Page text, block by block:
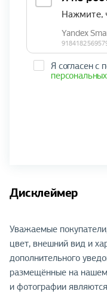
Я согласен с
Дисклеймер
Уважаемые
цвет, внешний вид и
дополнительного
размещённые на нашем
и фотографии